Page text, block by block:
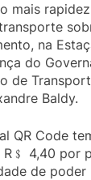
mais
na
do
de
Baldy.
QR Code
4,40 por
de poder